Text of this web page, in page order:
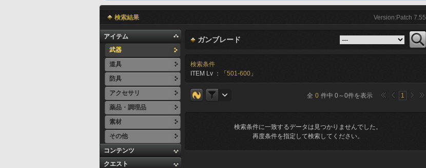
検索結果 Version:Patch 7.55
アイテム
武器
道具
防具
アクセサリ
薬品・調理品
素材
その他
コンテンツ
クエスト
ガンブレード
検索条件
ITEM Lv ：「 501-600 」
全 0 件中 0～0件を表示 1
検索条件に一致するデータは見つかりませんでした。
再度条件を指定して検索してください。